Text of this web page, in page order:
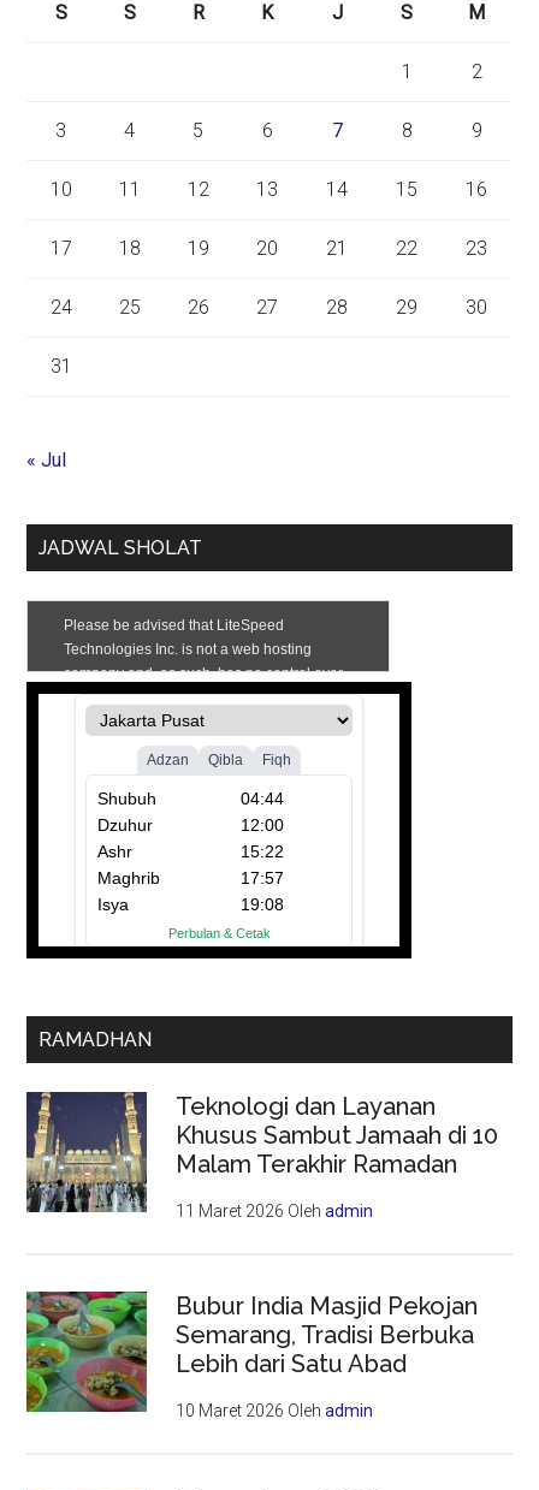
S
S R K J S M
1 2
3 4 5 6 7 8 9
10 11 12 13 14 15 16
17 18 19 20 21 22 23
24 25 26 27 28 29 30
31
« Jul
JADWAL SHOLAT
RAMADHAN
Teknologi dan Layanan
Khusus Sambut Jamaah di 10
Malam Terakhir Ramadan
11 Maret 2026 Olehadmin
Bubur India Masjid Pekojan
Semarang, Tradisi Berbuka
Lebih dari Satu Abad
10 Maret 2026 Olehadmin